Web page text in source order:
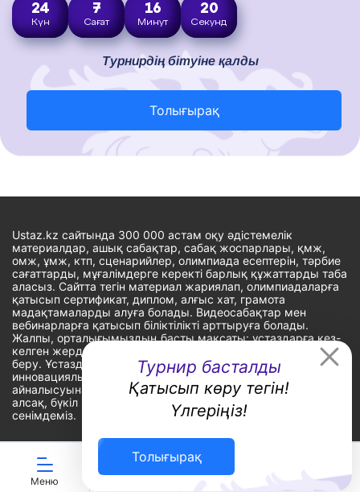
Турнир басталды
Қатысып көру тегін!
Үлгеріңіз!
Толығырақ
24
Күн
7
Сағат
16
Минут
19
Секунд
Турнирдің бітуіне қалды
Толығырақ
Меню Дайын ҚМЖ
Ustaz.kz сайтында 300 000 астам оқу әдістемелік
материалдар, ашық сабақтар, сабақ жоспарлары, қмж,
омж, ұмж, ктп, сценарийлер, олимпиада есептерін, тәрбие
сағаттарды, мұғалімдерге керекті барлық құжаттарды таба
аласыз. Сайтта тегін материал жариялап, олимпиадаларға
қатысып сертификат, диплом, алғыс хат, грамота
мадақтамаларды алуға болады. Видеосабақтар мен
вебинарларға қатысып біліктілікті арттыруға болады.
Жалпы, орталығымыздың басты мақсаты: ұстаздарға кез-
келген жерде, кез-келген уақытта білім алуына мүмкіндік
беру. Ұстаздардың барлық өзекті мәселелеріне
инновациялық шешім тауып, шығармашылық жұмыспен
айналысуына уақыт сыйлау. «Ұстаздарға сапалы білім бере
алсақ, бүкіл Қазақ еліне білім бере аламыз» - деген
сенімдеміз.
Сайт Peaksoft веб-студиясында жасалған - Peaksoft.kz